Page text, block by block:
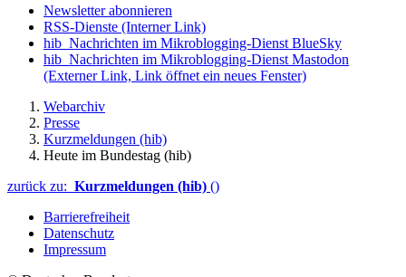
Newsletter abonnieren
RSS-Dienste (Interner Link)
hib_Nachrichten im Mikroblogging-Dienst BlueSky
hib_Nachrichten im Mikroblogging-Dienst Mastodon
(Externer Link, Link öffnet ein neues Fenster)
Webarchiv
Presse
Kurzmeldungen (hib)
Heute im Bundestag (hib)
zurück zu: Kurzmeldungen (hib) ()
Barrierefreiheit
Datenschutz
Impressum